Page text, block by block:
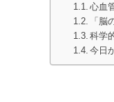
心血
「脳
科学
今日